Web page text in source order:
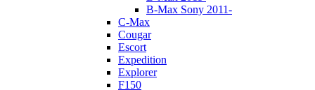
B-Max Sony 2011-
C-Max
Cougar
Escort
Expedition
Explorer
F150